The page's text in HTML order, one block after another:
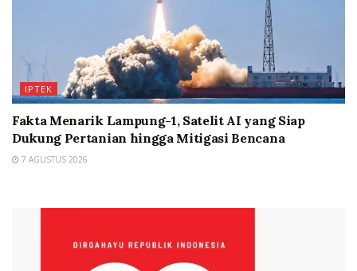
IPTEK
Fakta Menarik Lampung-1, Satelit AI yang Siap
Dukung Pertanian hingga Mitigasi Bencana
7 AGUSTUS 2026